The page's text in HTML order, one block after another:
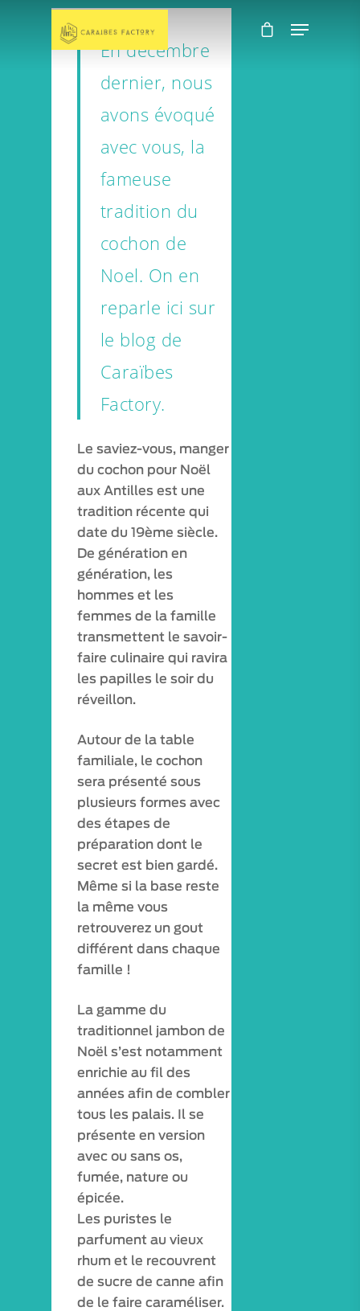
En décembre
dernier, nous
avons évoqué
avec vous, la
fameuse
tradition du
cochon de
Noel. On en
reparle ici sur
le blog de
Caraïbes
Factory.
Le saviez-vous, manger
du cochon pour Noël
aux Antilles est une
tradition récente qui
date du 19ème siècle.
De génération en
génération, les
hommes et les
femmes de la famille
transmettent le savoir-
faire culinaire qui ravira
les papilles le soir du
réveillon.
Autour de la table
familiale, le cochon
sera présenté sous
plusieurs formes avec
des étapes de
préparation dont le
secret est bien gardé.
Même si la base reste
la même vous
retrouverez un gout
différent dans chaque
famille !
La gamme du
traditionnel jambon de
Noël s’est notamment
enrichie au fil des
années afin de combler
tous les palais. Il se
présente en version
avec ou sans os,
fumée, nature ou
épicée.
Les puristes le
parfument au vieux
rhum et le recouvrent
de sucre de canne afin
de le faire caraméliser.